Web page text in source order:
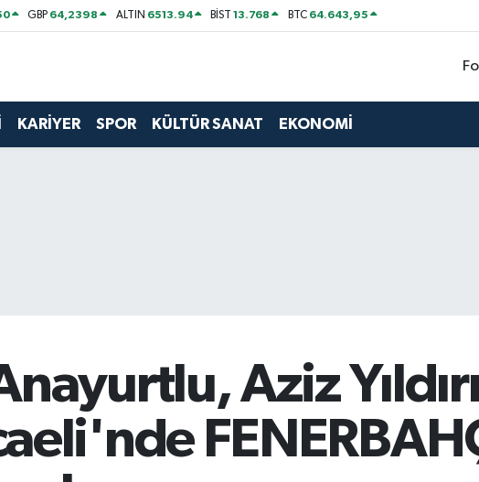
GBP 64,2398 ALTIN 6513.94 BİST13.768 BTC 64.643,95
KARİYER SPOR KÜLTÜR SANAT EKONOMİ
Aziz